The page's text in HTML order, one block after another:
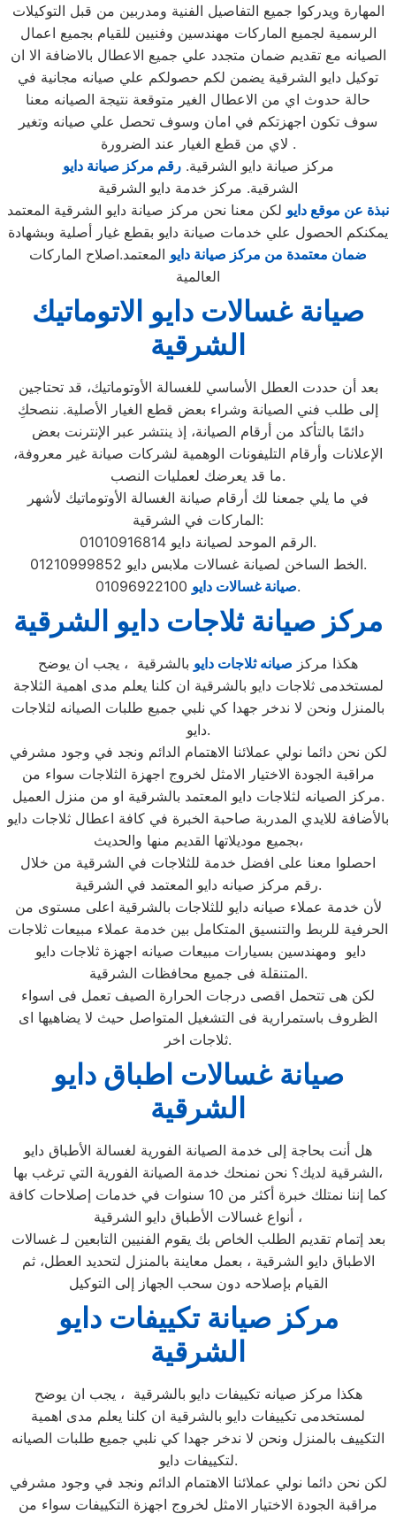
المهارة ويدركوا جميع التفاصيل الفنية ومدربين من قبل التوكيلات
الرسمية لجميع الماركات مهندسين وفنيين للقيام بجميع اعمال
الصيانه مع تقديم ضمان متجدد علي جميع الاعطال بالاضافة الا ان
توكيل دايو الشرقية يضمن لكم حصولكم علي صيانه مجانية في
حالة حدوث اي من الاعطال الغير متوقعة نتيجة الصيانه معنا
سوف تكون اجهزتكم في امان وسوف تحصل علي صيانه وتغير
لاي من قطع الغيار عند الضرورة .
مركز صيانة دايو الشرقية.رقم مركز صيانة دايو
الشرقية. مركز خدمة دايو الشرقية
نبذة عن موقع دايو لكن معنا نحن مركز صيانة دايو الشرقية المعتمد
يمكنكم الحصول علي خدمات صيانة دايو بقطع غيار أصلية وبشهادة
ضمان معتمدة من مركز صيانة دايو المعتمد.اصلاح الماركات
العالمية
صيانة غسالات دايو الاتوماتيك
الشرقية
بعد أن حددت العطل الأساسي للغسالة الأوتوماتيك، قد تحتاجين
إلى طلب فني الصيانة وشراء بعض قطع الغيار الأصلية. ننصحكِ
دائمًا بالتأكد من أرقام الصيانة، إذ ينتشر عبر الإنترنت بعض
الإعلانات وأرقام التليفونات الوهمية لشركات صيانة غير معروفة،
ما قد يعرضك لعمليات النصب.
في ما يلي جمعنا لك أرقام صيانة الغسالة الأوتوماتيك لأشهر
الماركات في الشرقية:
الرقم الموحد لصيانة دايو 01010916814.
الخط الساخن لصيانة غسالات ملابس دايو 01210999852.
صيانة غسالات دايو01096922100.
مركز صيانة ثلاجات دايو الشرقية
هكذا مركز صيانه ثلاجات دايو بالشرقية ، يجب ان يوضح
لمستخدمى ثلاجات دايو بالشرقية ان كلنا يعلم مدى اهمية الثلاجة
بالمنزل ونحن لا ندخر جهدا كي نلبي جميع طلبات الصيانه لثلاجات
دايو.
لكن نحن دائما نولي عملائنا الاهتمام الدائم ونجد في وجود مشرفي
مراقبة الجودة الاختيار الامثل لخروج اجهزة الثلاجات سواء من
مركز الصيانه لثلاجات دايو المعتمد بالشرقية او من منزل العميل.
بالأضافة للايدي المدربة صاحبة الخبرة في كافة اعطال ثلاجات دايو
بجميع موديلاتها القديم منها والحديث،
احصلوا معنا على افضل خدمة للثلاجات في الشرقية من خلال
رقم مركز صيانه دايو المعتمد في الشرقية.
لأن خدمة عملاء صيانه دايو للثلاجات بالشرقية اعلى مستوى من
الحرفية للربط والتنسيق المتكامل بين خدمة عملاء مبيعات ثلاجات
دايو ومهندسين بسيارات مبيعات صيانه اجهزة ثلاجات دايو
المتنقلة فى جميع محافظات الشرقية.
لكن هى تتحمل اقصى درجات الحرارة الصيف تعمل فى اسواء
الظروف باستمرارية فى التشغيل المتواصل حيث لا يضاهيها اى
ثلاجات اخر.
صيانة غسالات اطباق دايو
الشرقية
هل أنت بحاجة إلى خدمة الصيانة الفورية لغسالة الأطباق دايو
الشرقية لديك؟ نحن نمنحك خدمة الصيانة الفورية التي ترغب بها،
كما إننا نمتلك خبرة أكثر من 10 سنوات في خدمات إصلاحات كافة
أنواع غسالات الأطباق دايو الشرقية ،
بعد إتمام تقديم الطلب الخاص بك يقوم الفنيين التابعين لـ غسالات
الاطباق دايو الشرقية ، بعمل معاينة بالمنزل لتحديد العطل، ثم
القيام بإصلاحه دون سحب الجهاز إلى التوكيل
مركز صيانة تكييفات دايو
الشرقية
هكذا مركز صيانه تكييفات دايو بالشرقية ، يجب ان يوضح
لمستخدمى تكييفات دايو بالشرقية ان كلنا يعلم مدى اهمية
التكييف بالمنزل ونحن لا ندخر جهدا كي نلبي جميع طلبات الصيانه
لتكييفات دايو.
لكن نحن دائما نولي عملائنا الاهتمام الدائم ونجد في وجود مشرفي
مراقبة الجودة الاختيار الامثل لخروج اجهزة التكييفات سواء من